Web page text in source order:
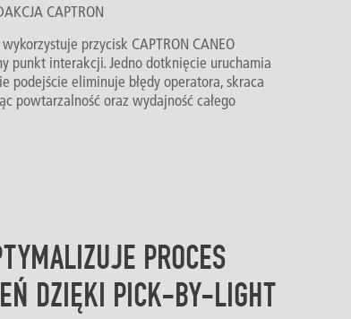
CAPTRON
przycisk CAPTRON CANEO
punkt interakcji. Jedno dotknięcie uruchamia
podejście eliminuje błędy operatora, skraca
powtarzalność oraz wydajność całego
PROCES
DZIĘKI PICK-BY-LIGHT